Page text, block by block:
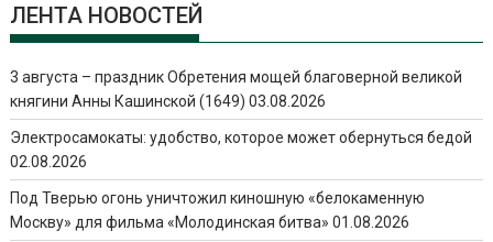
ЛЕНТА НОВОСТЕЙ
3 августа – праздник Обретения мощей благоверной великой
княгини Анны Кашинской (1649) 03.08.2026
Электросамокаты: удобство, которое может обернуться бедой
02.08.2026
Под Тверью огонь уничтожил киношную «белокаменную
Москву» для фильма «Молодинская битва» 01.08.2026